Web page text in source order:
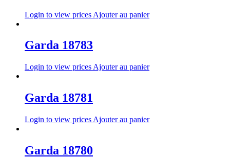
Login to view prices Ajouter au panier
Garda 18783
Login to view prices Ajouter au panier
Garda 18781
Login to view prices Ajouter au panier
Garda 18780